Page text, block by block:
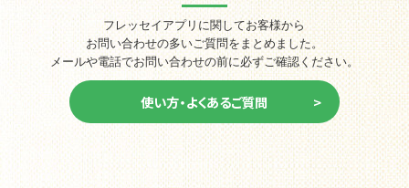
フレッセイアプリに関してお客様から
お問い合わせの多いご質問をまとめました。
メールや電話でお問い合わせの前に必ずご確認ください。
使い方・よくあるご質問 > ページの先頭に戻る